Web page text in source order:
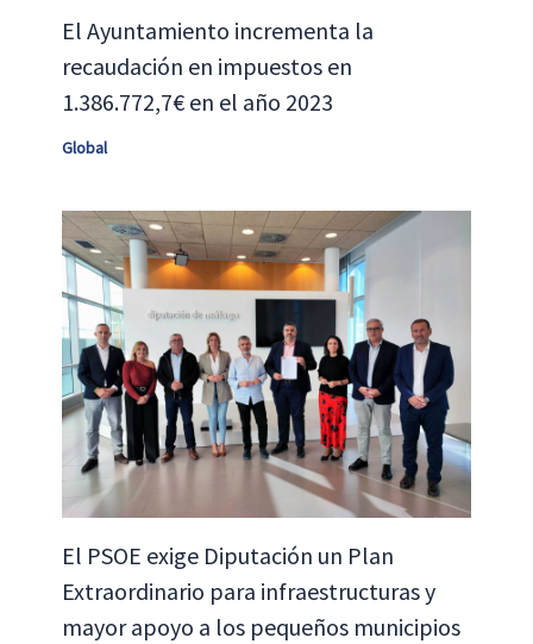
El Ayuntamiento incrementa la
recaudación en impuestos en
1.386.772,7€ en el año 2023
Global
El PSOE exige Diputación un Plan
Extraordinario para infraestructuras y
mayor apoyo a los pequeños municipios